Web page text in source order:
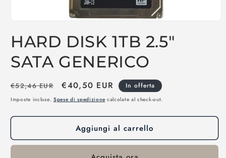
multimediali
1
in
finestra
modale
HARD DISK 1TB 2.5"
SATA GENERICO
Prezzo
di
€52,46 EUR
Prezzo
scontato
€40,50 EUR In offerta
Imposte incluse. Spese di spedizione calcolate al check-out.
Aggiungi al carrello